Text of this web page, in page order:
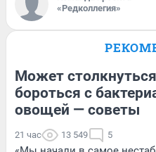
«Редколлегия»
Может
бороться с
овощей — советы
21 час 13 549 5